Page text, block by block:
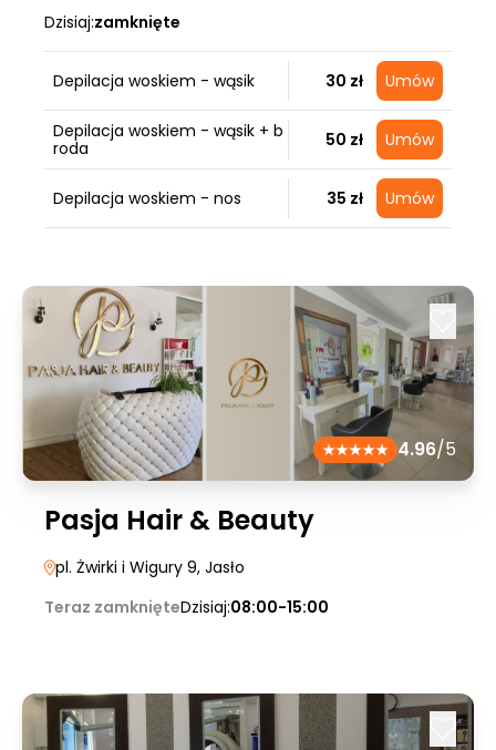
Dzisiaj:zamknięte
Depilacja woskiem - wąsik 30 zł Umów
Depilacja woskiem - wąsik + b
roda
50 zł Umów
Depilacja woskiem - nos 35 zł Umów
4.96/5
Pasja Hair & Beauty
pl. Żwirki i Wigury 9, Jasło
Teraz zamknięteDzisiaj:08:00-15:00